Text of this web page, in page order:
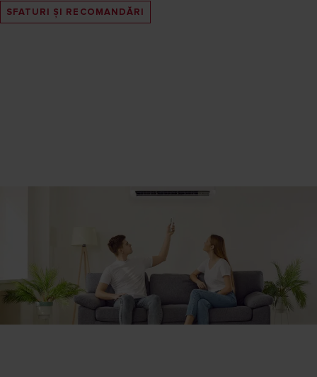
SFATURI ȘI RECOMANDĂRI